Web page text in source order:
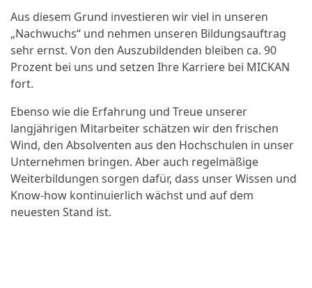
Aus diesem Grund investieren wir viel in unseren
„Nachwuchs“ und nehmen unseren Bildungsauftrag
sehr ernst. Von den Auszubildenden bleiben ca. 90
Prozent bei uns und setzen Ihre Karriere bei MICKAN
fort.
Ebenso wie die Erfahrung und Treue unserer
langjährigen Mitarbeiter schätzen wir den frischen
Wind, den Absolventen aus den Hochschulen in unser
Unternehmen bringen. Aber auch regelmäßige
Weiterbildungen sorgen dafür, dass unser Wissen und
Know-how kontinuierlich wächst und auf dem
neuesten Stand ist.